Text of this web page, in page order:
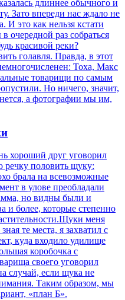
длиннее обычного и
Зато впереди нас ждало не
И это как нельзя кстати
очередной раз собраться
красивой реки?
голавля. Правда, в этот
Тоха, Макс
товарищи по самым
Но ничего, значит,
а фотографии мы им,
хороший друг уговорил
речку половить щуку:
брала на всевозможные
в улове преобладали
но видны были и
и более, которые степенно
меня
те места, я захватил с
куда входило удилище
коробочка с
своего уговорил
случай, если щука не
Таким образом, мы
«план Б».